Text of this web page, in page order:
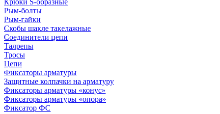
Крюки S-образные
Рым-болты
Рым-гайки
Скобы шакле такелажные
Соединители цепи
Талрепы
Тросы
Цепи
Фиксаторы арматуры
Защитные колпачки на арматуру
Фиксаторы арматуры «конус»
Фиксаторы арматуры «опора»
Фиксатор ФС